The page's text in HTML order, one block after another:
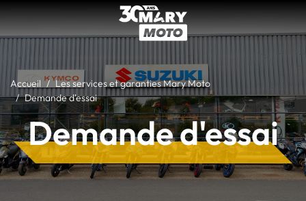
Accueil
Les services et garanties Mary Moto
Demande d'essai
Demande d'essai